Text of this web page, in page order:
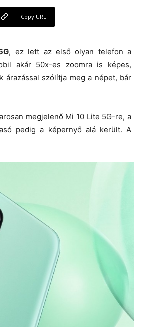
Copy URL
, ez lett az első olyan telefon a
akár 50x-es zoomra is képes,
árazással szólítja meg a népet, bár
megjelenő Mi 10 Lite 5G-re, a
pedig a képernyő alá került. A